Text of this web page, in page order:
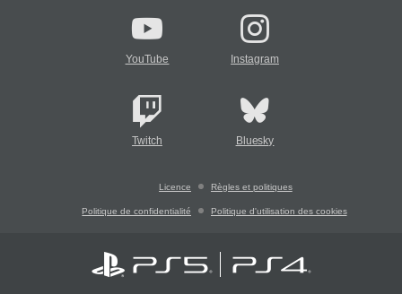
YouTube Instagram
Twitch Bluesky
Licence Règles et politiques
Politique de confidentialité Politique d'utilisation des cookies